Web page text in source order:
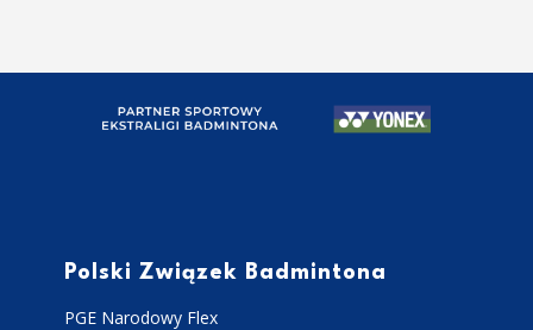
Polski Związek Badmintona
PGE Narodowy Flex